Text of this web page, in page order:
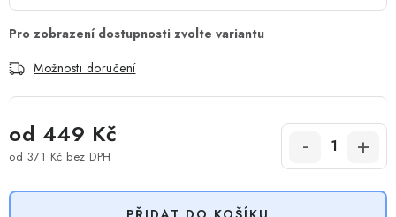
Možnosti doručení
od 449 Kč
od 371 Kč bez DPH